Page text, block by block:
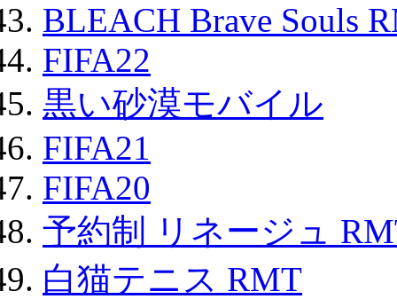
BLEACH Brave Souls
FIFA22
黒い砂漠モバイル
FIFA21
FIFA20
予約制 リネージュ
白猫テニス RMT